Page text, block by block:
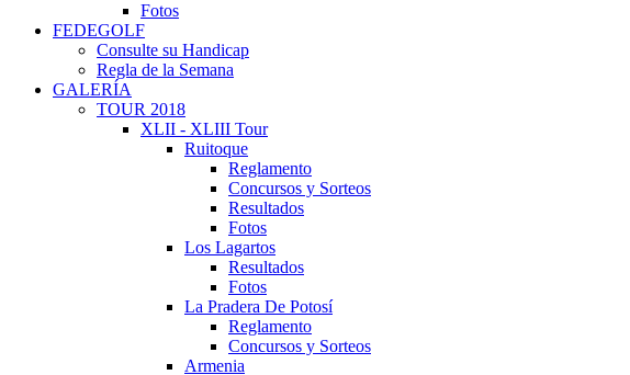
Fotos
FEDEGOLF
Consulte su Handicap
Regla de la Semana
GALERÍA
TOUR 2018
XLII - XLIII Tour
Ruitoque
Reglamento
Concursos y Sorteos
Resultados
Fotos
Los Lagartos
Resultados
Fotos
La Pradera De Potosí
Reglamento
Concursos y Sorteos
Armenia